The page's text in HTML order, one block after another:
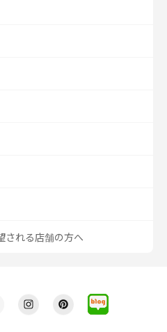
される店舗の方へ